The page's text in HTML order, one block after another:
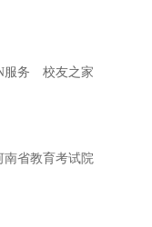
服务 校友之家
南省教育考试院